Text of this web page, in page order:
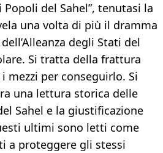
del Sahel”, tenutasi la
una volta di più il dramma
degli Stati del
Si tratta della frattura
mezzi per conseguirlo. Si
una lettura storica delle
Sahel e la giustificazione
ultimi sono letti come
a proteggere gli stessi